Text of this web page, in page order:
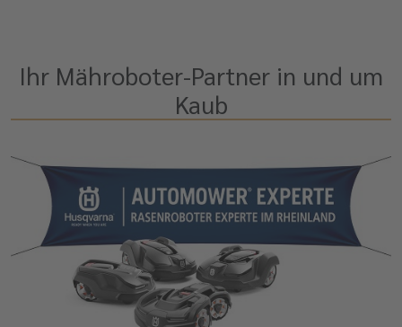
Ihr Mähroboter-Partner in und um
Kaub